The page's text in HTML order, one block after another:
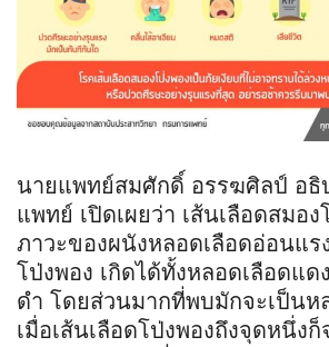
นายแพทย์สมศักดิ์ อรรฆศิลป์ อธิ
แพทย์ เปิดเผยว่า เส้นเลือดสมอง
ภาวะของผนังหลอดเลือดอ่อนแร
โป่งพอง เกิดได้ทั้งหลอดเลือดแด
ดำ โดยส่วนมากที่พบมักจะเป็นห
เมื่อเส้นเลือดโป่งพองถึงจุดหนึ่ง